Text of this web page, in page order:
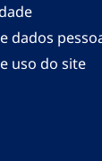
dados
uso do site